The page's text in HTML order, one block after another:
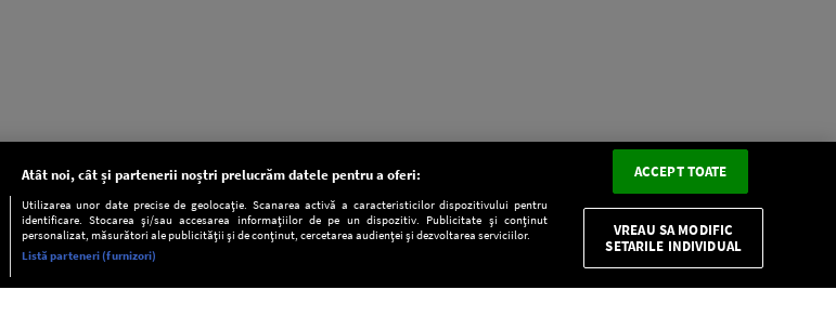
CONFIDENŢIALITATE
Atât noi, cât și partenerii noștri prelucrăm datele pentru a oferi:
Utilizarea unor date precise de geolocație. Scanarea activă a caracteristicilor dispozitivului pentru
identificare. Stocarea și/sau accesarea informațiilor de pe un dispozitiv. Publicitate și conținut
personalizat, măsurători ale publicității și de conținut, cercetarea audienței și dezvoltarea serviciilor.
Listă parteneri (furnizori)
ACCEPT TOATE
VREAU SA MODIFIC
SETARILE INDIVIDUAL